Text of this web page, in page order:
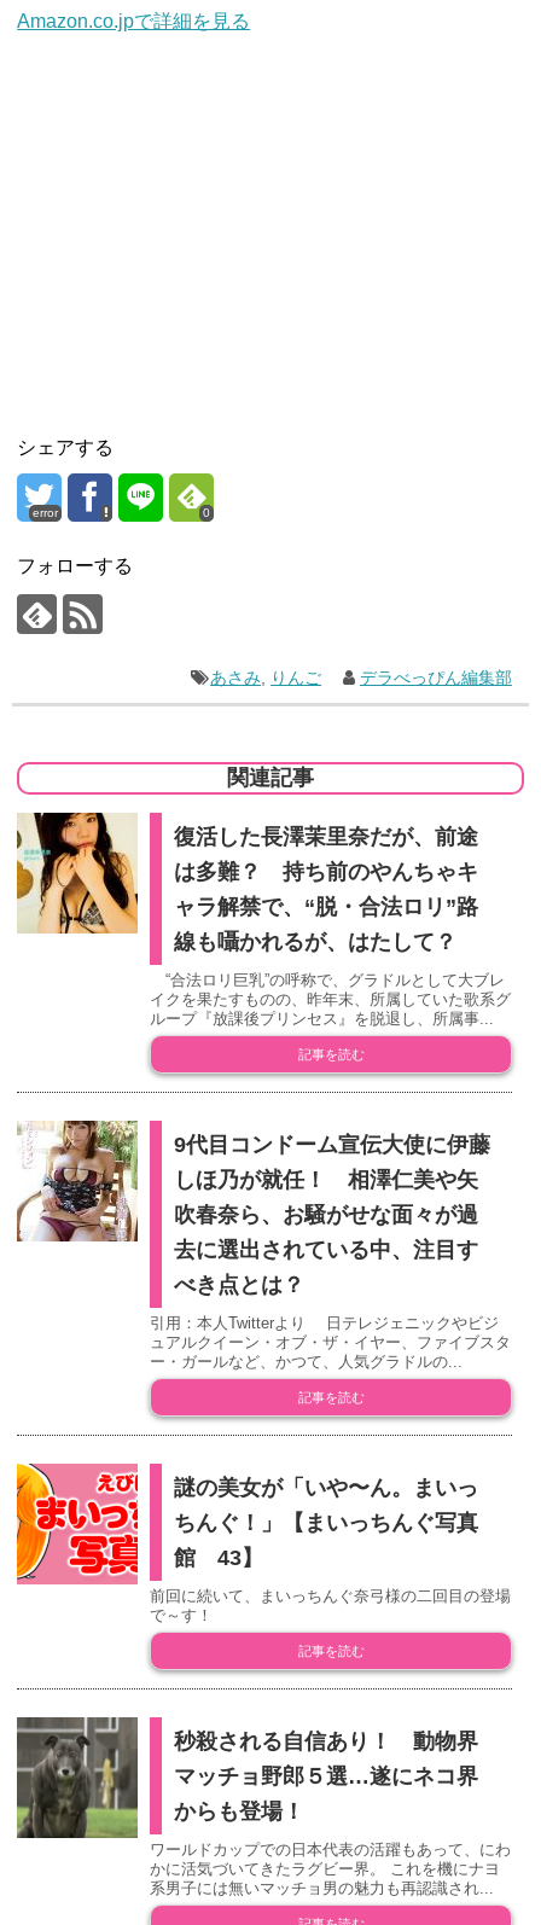
Amazon.co.jpで詳細を見る
シェアする
error 0
フォローする
あさみ りんご デラべっぴん編集部
関連記事
復活した長澤茉里奈だが、前途
は多難？ 持ち前のやんちゃキ
ャラ解禁で、“脱・合法ロリ”路
線も囁かれるが、はたして？
“合法ロリ巨乳”の呼称で、グラドルとして大ブレ
イクを果たすものの、昨年末、所属していた歌系グ
ループ『放課後プリンセス』を脱退し、所属事...
記事を読む
9代目コンドーム宣伝大使に伊藤
しほ乃が就任！ 相澤仁美や矢
吹春奈ら、お騒がせな面々が過
去に選出されている中、注目す
べき点とは？
引用：本人Twitterより 日テレジェニックやビジ
ュアルクイーン・オブ・ザ・イヤー、ファイブスタ
ー・ガールなど、かつて、人気グラドルの...
記事を読む
謎の美女が「いや〜ん。まいっ
ちんぐ！」【まいっちんぐ写真
館 43】
前回に続いて、まいっちんぐ奈弓様の二回目の登場
で～す！
記事を読む
秒殺される自信あり！ 動物界
マッチョ野郎５選…遂にネコ界
からも登場！
ワールドカップでの日本代表の活躍もあって、にわ
かに活気づいてきたラグビー界。 これを機にナヨ
系男子には無いマッチョ男の魅力も再認識され...